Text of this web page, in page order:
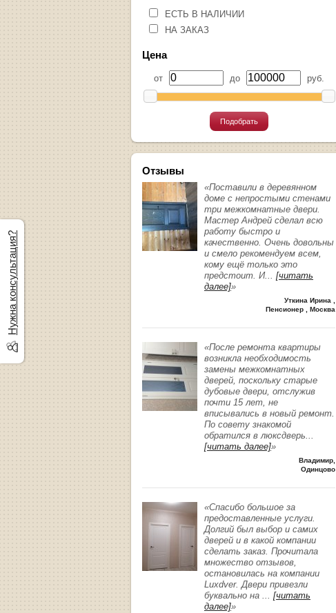
ЕСТЬ В НАЛИЧИИ
НА ЗАКАЗ
Цена
от до руб.
Подобрать
Отзывы
«Поставили в деревянном
доме с непростыми стенами
три межкомнатные двери.
Мастер Андрей сделал всю
работу быстро и
качественно. Очень довольны
и смело рекомендуем всем,
кому ещё только это
предстоит. И... [читать
далее]»
Уткина Ирина ,
Пенсионер , Москва
«После ремонта квартиры
возникла необходимость
замены межкомнатных
дверей, поскольку старые
дубовые двери, отслужив
почти 15 лет, не
вписывались в новый ремонт.
По совету знакомой
обратился в люксдверь...
[читать далее]»
Владимир,
Одинцово
«Спасибо большое за
предоставленные услуги.
Долгий был выбор и самих
дверей и в какой компании
сделать заказ. Прочитала
множество отзывов,
остановилась на компании
Luxdver. Двери привезли
буквально на ... [читать
далее]»
Нужна консультация?